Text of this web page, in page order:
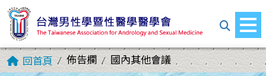
回首頁 佈告欄 國內其他會議